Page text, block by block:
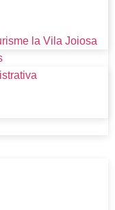
la Vila Joiosa